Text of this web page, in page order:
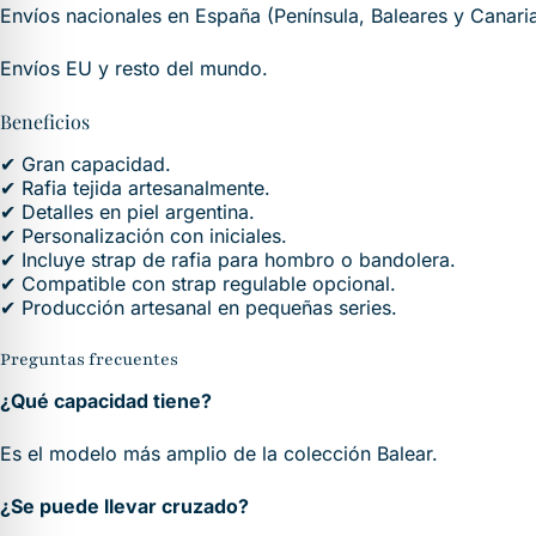
Envíos nacionales en España (Península, Baleares y
Envíos EU y resto del mundo.
Beneficios
✔ Gran capacidad.
✔ Rafia tejida artesanalmente.
✔ Detalles en piel argentina.
✔ Personalización con iniciales.
✔ Incluye strap de rafia para hombro o bandolera.
✔ Compatible con strap regulable opcional.
✔ Producción artesanal en pequeñas series.
Preguntas frecuentes
¿Qué capacidad tiene?
Es el modelo más amplio de la colección Balear.
¿Se puede llevar cruzado?